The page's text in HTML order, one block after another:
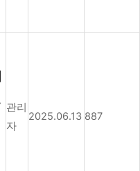
관리
자
2025.06.13 887